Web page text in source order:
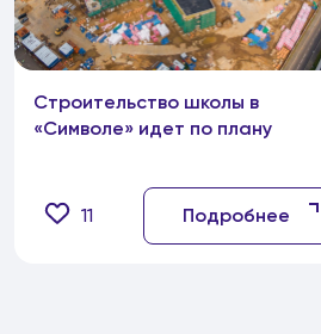
Строительство школы в
«Символе» идет по плану
11 Подробнее